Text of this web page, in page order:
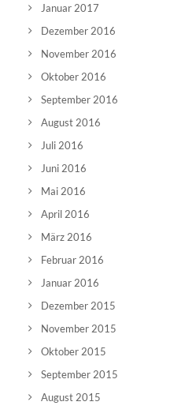
Januar 2017
Dezember 2016
November 2016
Oktober 2016
September 2016
August 2016
Juli 2016
Juni 2016
Mai 2016
April 2016
März 2016
Februar 2016
Januar 2016
Dezember 2015
November 2015
Oktober 2015
September 2015
August 2015